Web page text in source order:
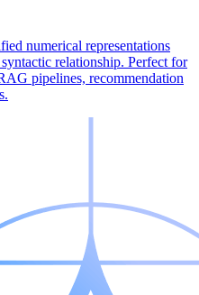
numerical representations
relationship. Perfect for
pipelines, recommendation